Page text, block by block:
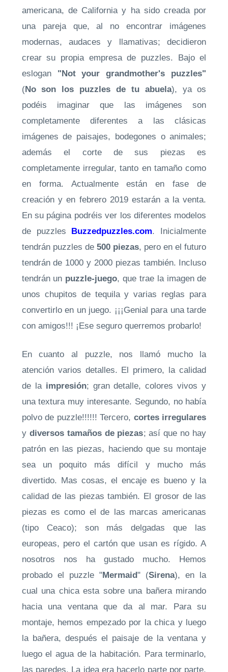
americana, de California y ha sido creada por
una pareja que, al no encontrar imágenes
modernas, audaces y llamativas; decidieron
crear su propia empresa de puzzles. Bajo el
eslogan "Not your grandmother's puzzles"
(No son los puzzles de tu abuela), ya os
podéis imaginar que las imágenes son
completamente diferentes a las clásicas
imágenes de paisajes, bodegones o animales;
además el corte de sus piezas es
completamente irregular, tanto en tamaño como
en forma. Actualmente están en fase de
creación y en febrero 2019 estarán a la venta.
En su página podréis ver los diferentes modelos
de puzzles Buzzedpuzzles.com. Inicialmente
tendrán puzzles de 500 piezas, pero en el futuro
tendrán de 1000 y 2000 piezas también. Incluso
tendrán un puzzle-juego, que trae la imagen de
unos chupitos de tequila y varias reglas para
convertirlo en un juego. ¡¡¡Genial para una tarde
con amigos!!! ¡Ese seguro querremos probarlo!
En cuanto al puzzle, nos llamó mucho la
atención varios detalles. El primero, la calidad
de la impresión; gran detalle, colores vivos y
una textura muy interesante. Segundo, no había
polvo de puzzle!!!!!! Tercero, cortes irregulares
y diversos tamaños de piezas; así que no hay
patrón en las piezas, haciendo que su montaje
sea un poquito más difícil y mucho más
divertido. Mas cosas, el encaje es bueno y la
calidad de las piezas también. El grosor de las
piezas es como el de las marcas americanas
(tipo Ceaco); son más delgadas que las
europeas, pero el cartón que usan es rígido. A
nosotros nos ha gustado mucho. Hemos
probado el puzzle "Mermaid" (Sirena), en la
cual una chica esta sobre una bañera mirando
hacia una ventana que da al mar. Para su
montaje, hemos empezado por la chica y luego
la bañera, después el paisaje de la ventana y
luego el agua de la habitación. Para terminarlo,
las paredes. La idea era hacerlo parte por parte,